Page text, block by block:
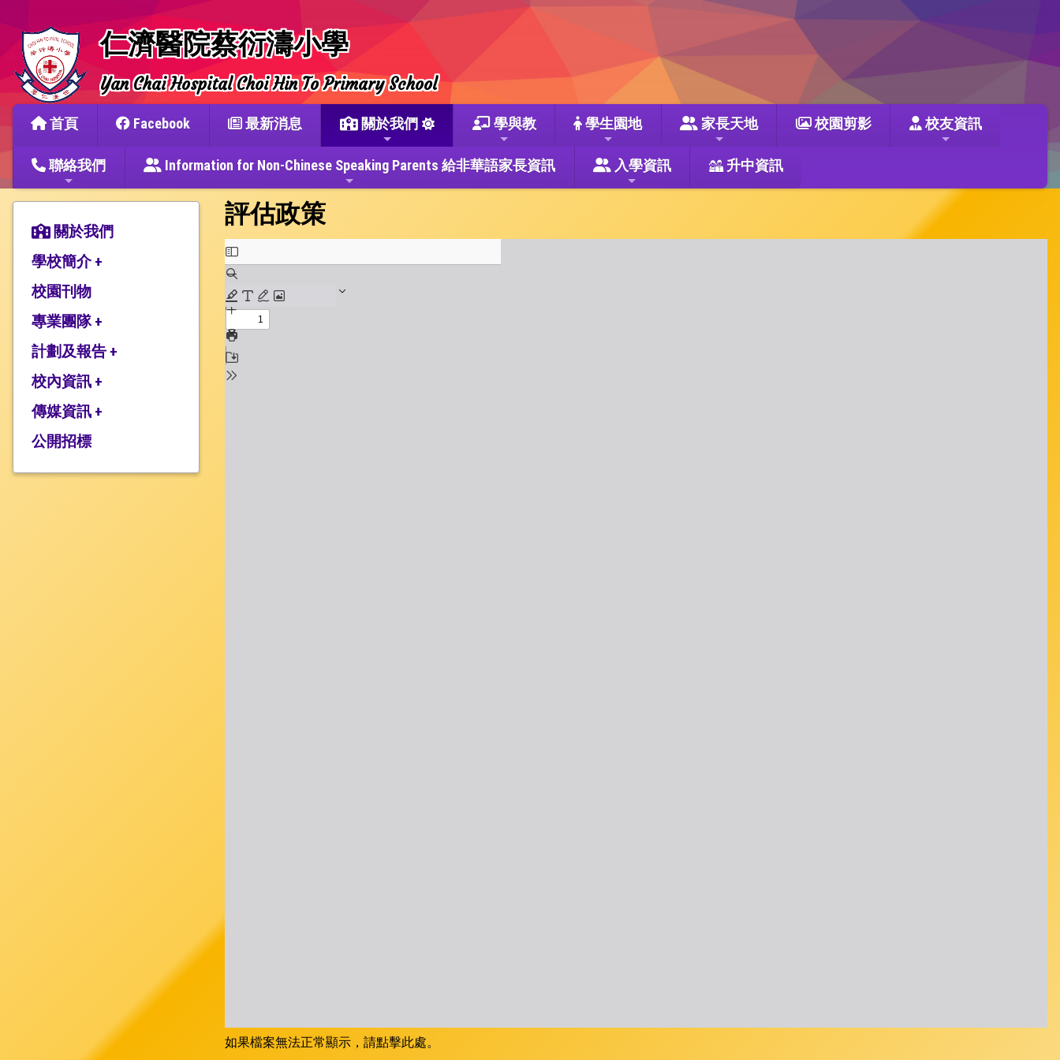
仁濟醫院蔡衍濤小學
Yan Chai Hospital Choi Hin To Primary School
首頁 Facebook 最新消息 關於我們 學與教 學生園地 家長天地 校園剪影 校友資訊
聯絡我們 Information for Non-Chinese Speaking Parents 給非華語家長資訊 入學資訊 升中資訊
關於我們
學校簡介 +
辦學宗旨與簡史
仁濟教育簡介
本校捐建人介紹
校監的話
校園刊物
專業團隊 +
教師團隊
行政架構
計劃及報告 +
2025-2026年度計劃
2024-2025年度報告
2024-2025年度計劃
校內資訊 +
學校設施
校服樣式
傳媒資訊 +
媒體報道
公開招標
評估政策
如果檔案無法正常顯示，請點擊此處。